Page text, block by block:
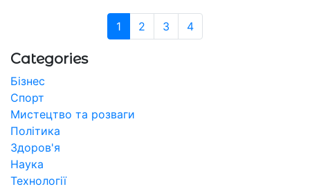
1 2 3 4
Categories
Бізнес
Спорт
Мистецтво та розваги
Політика
Здоров'я
Наука
Технології